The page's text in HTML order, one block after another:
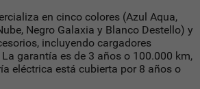
en cinco colores (Azul Aqua,
Negro Galaxia y Blanco Destello) y
incluyendo cargadores
garantía es de 3 años o 100.000 km,
eléctrica está cubierta por 8 años o